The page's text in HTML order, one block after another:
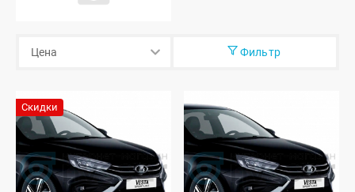
Фильтр
Скидки